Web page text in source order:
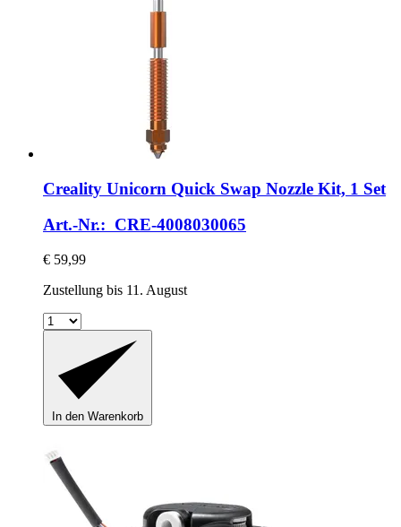
Creality Unicorn Quick Swap Nozzle Kit, 1 Set
Art.-Nr.: CRE-4008030065
€ 59,99
Zustellung bis 11. August
In den Warenkorb